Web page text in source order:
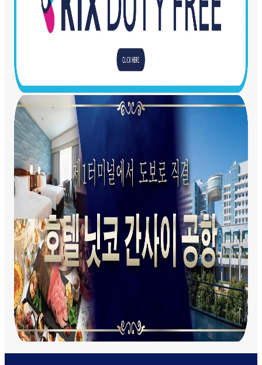
제2터미널 빌딩에서 출발하는 국제선 이용 승객은 제2터미널
빌딩(국제선)으로 이동하십시오.
터미널 간 이동은 셔틀버스(무료)를 이용하십시오.
셔틀버스
공항 안내도
출발 전 여유롭게 보내세요
탑승구로
탑승구로